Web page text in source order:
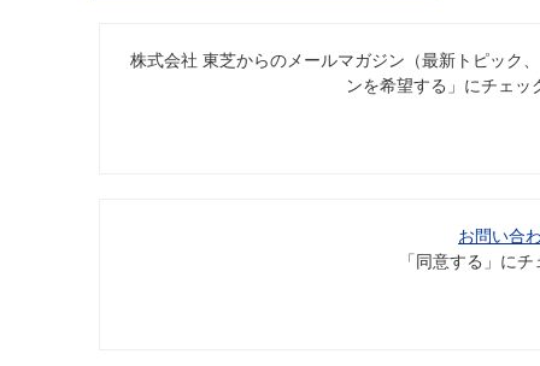
株式会社 東芝からのメールマガジン（最新トピック
ンを希望する」にチェ
お問い合
「同意する」に